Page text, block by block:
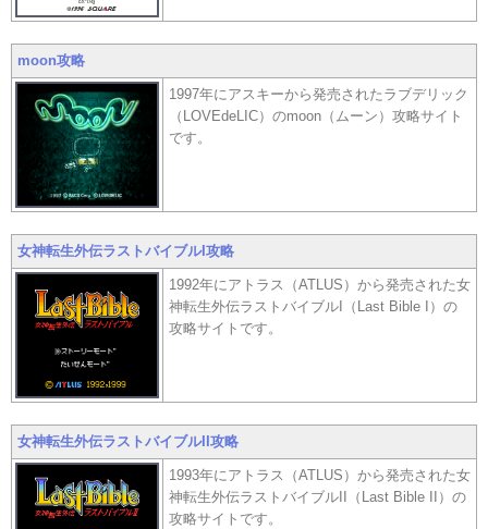
moon攻略
1997年にアスキーから発売されたラブデリック
（LOVEdeLIC）のmoon（ムーン）攻略サイト
です。
女神転生外伝ラストバイブルI攻略
1992年にアトラス（ATLUS）から発売された女
神転生外伝ラストバイブルI（Last Bible I）の
攻略サイトです。
女神転生外伝ラストバイブルII攻略
1993年にアトラス（ATLUS）から発売された女
神転生外伝ラストバイブルII（Last Bible II）の
攻略サイトです。